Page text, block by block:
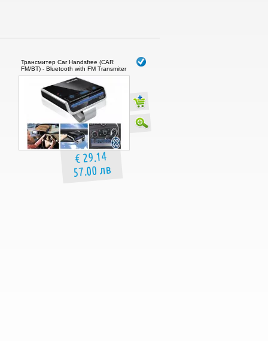
Трансмитер Car Handsfree (CAR
FM/BT) - Bluetooth with FM Transmiter
€ 29.14
57.00 лв